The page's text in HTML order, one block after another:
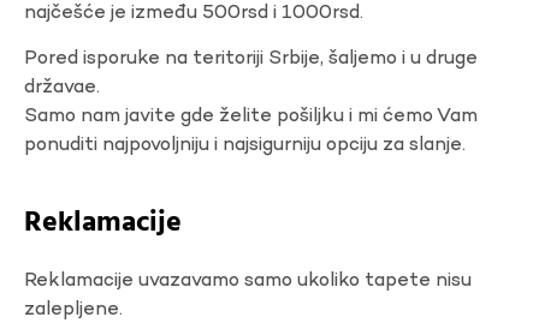
najčešće je između 500rsd i 1000rsd.
Pored isporuke na teritoriji Srbije, šaljemo i u druge
državae.
Samo nam javite gde želite pošiljku i mi ćemo Vam
ponuditi najpovoljniju i najsigurniju opciju za slanje.
Reklamacije
Reklamacije uvazavamo samo ukoliko tapete nisu
zalepljene.